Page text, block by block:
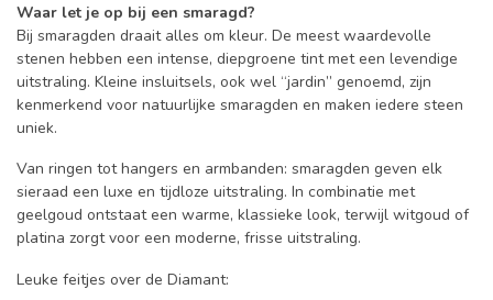
Waar let je op bij een smaragd?
Bij smaragden draait alles om kleur. De meest waardevolle
stenen hebben een intense, diepgroene tint met een levendige
uitstraling. Kleine insluitsels, ook wel “jardin” genoemd, zijn
kenmerkend voor natuurlijke smaragden en maken iedere steen
uniek.
Van ringen tot hangers en armbanden: smaragden geven elk
sieraad een luxe en tijdloze uitstraling. In combinatie met
geelgoud ontstaat een warme, klassieke look, terwijl witgoud of
platina zorgt voor een moderne, frisse uitstraling.
Leuke feitjes over de Diamant: